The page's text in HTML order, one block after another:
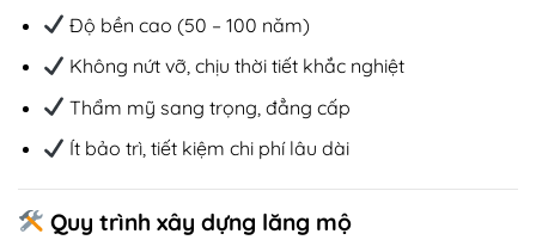
Độ bền cao (50 – 100 năm)
Không nứt vỡ, chịu thời tiết khắc nghiệt
Thẩm mỹ sang trọng, đẳng cấp
Ít bảo trì, tiết kiệm chi phí lâu dài
Quy trình xây dựng lăng mộ